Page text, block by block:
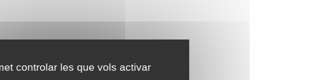
controlar les que vols activar